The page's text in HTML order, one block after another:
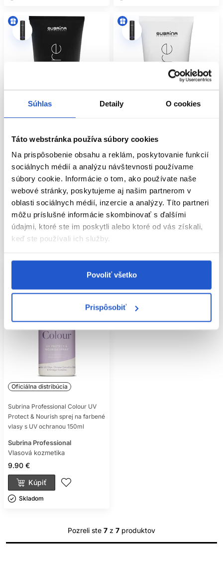
Súhlas Detaily O cookies
Táto webstránka používa súbory cookies
Na prispôsobenie obsahu a reklám, poskytovanie funkcií
sociálnych médií a analýzu návštevnosti používame
súbory cookie. Informácie o tom, ako používate naše
webové stránky, poskytujeme aj našim partnerom v
oblasti sociálnych médií, inzercie a analýzy. Títo partneri
môžu príslušné informácie skombinovať s ďalšími
údajmi, ktoré ste im poskytli alebo ktoré od vás získali,
keď ste používali ich služby.
Povoliť všetko
Prispôsobiť
Oficiálna distribúcia
Subrina Professional Care Silver
maska 150ml
Subrina Professional
Starostlivosť o farbené vlasy
Kúpiť
Skladom ㅤ
Oficiálna distribúcia
Subrina Professional Care Colour
šampón tester 25ml
Subrina Professional
Starostlivosť o farbené vlasy
Mám záujem
Oficiálna distribúcia
Subrina Professional Colour UV
Protect & Nourish sprej na farbené
vlasy s UV ochranou 150ml
Subrina Professional
Vlasová kozmetika
9.90 €
Kúpiť
Skladom ㅤ
Pozreli ste 7 z 7 produktov